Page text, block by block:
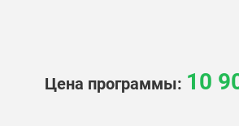
Цена программы: 10